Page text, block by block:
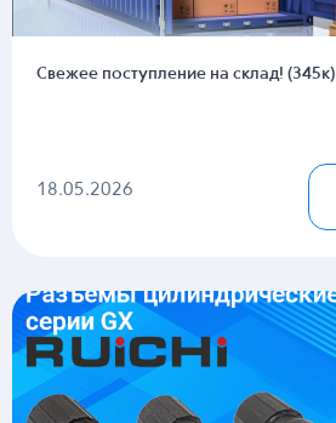
Свежее поступление на склад! (345к)
18.05.2026